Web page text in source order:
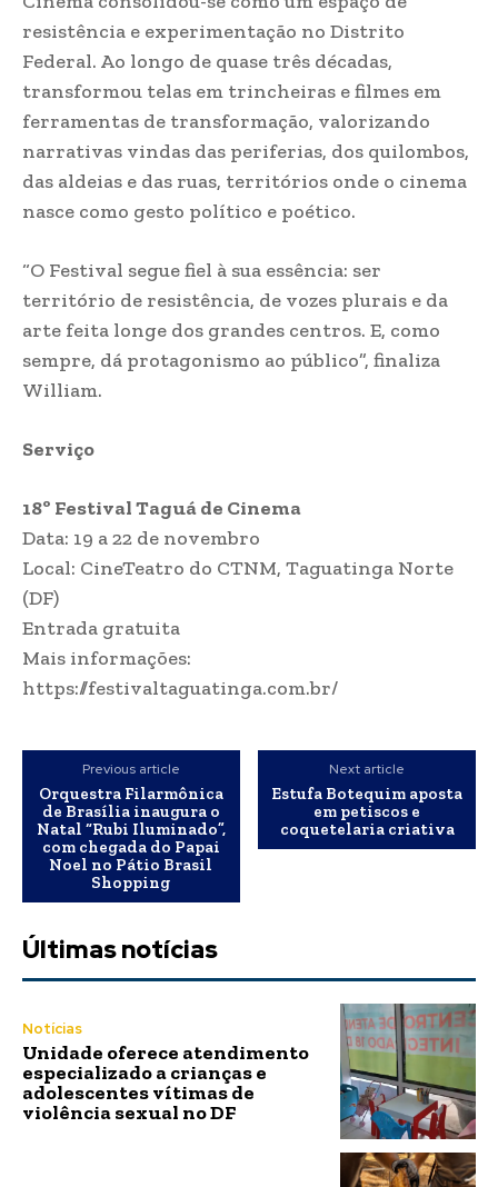
resistência e experimentação no Distrito
Federal. Ao longo de quase três décadas,
transformou telas em trincheiras e filmes em
ferramentas de transformação, valorizando
narrativas vindas das periferias, dos quilombos,
das aldeias e das ruas, territórios onde o cinema
nasce como gesto político e poético.
“O Festival segue fiel à sua essência: ser
território de resistência, de vozes plurais e da
arte feita longe dos grandes centros. E, como
sempre, dá protagonismo ao público”, finaliza
William.
Serviço
18º Festival Taguá de Cinema
Data: 19 a 22 de novembro
Local: CineTeatro do CTNM, Taguatinga Norte
(DF)
Entrada gratuita
Mais informações:
https://festivaltaguatinga.com.br/
Previous article
Orquestra Filarmônica
de Brasília inaugura o
Natal “Rubi Iluminado”,
com chegada do Papai
Noel no Pátio Brasil
Shopping
Next article
Estufa Botequim aposta
em petiscos e
coquetelaria criativa
Últimas notícias
Notícias
Unidade oferece atendimento
especializado a crianças e
adolescentes vítimas de
violência sexual no DF